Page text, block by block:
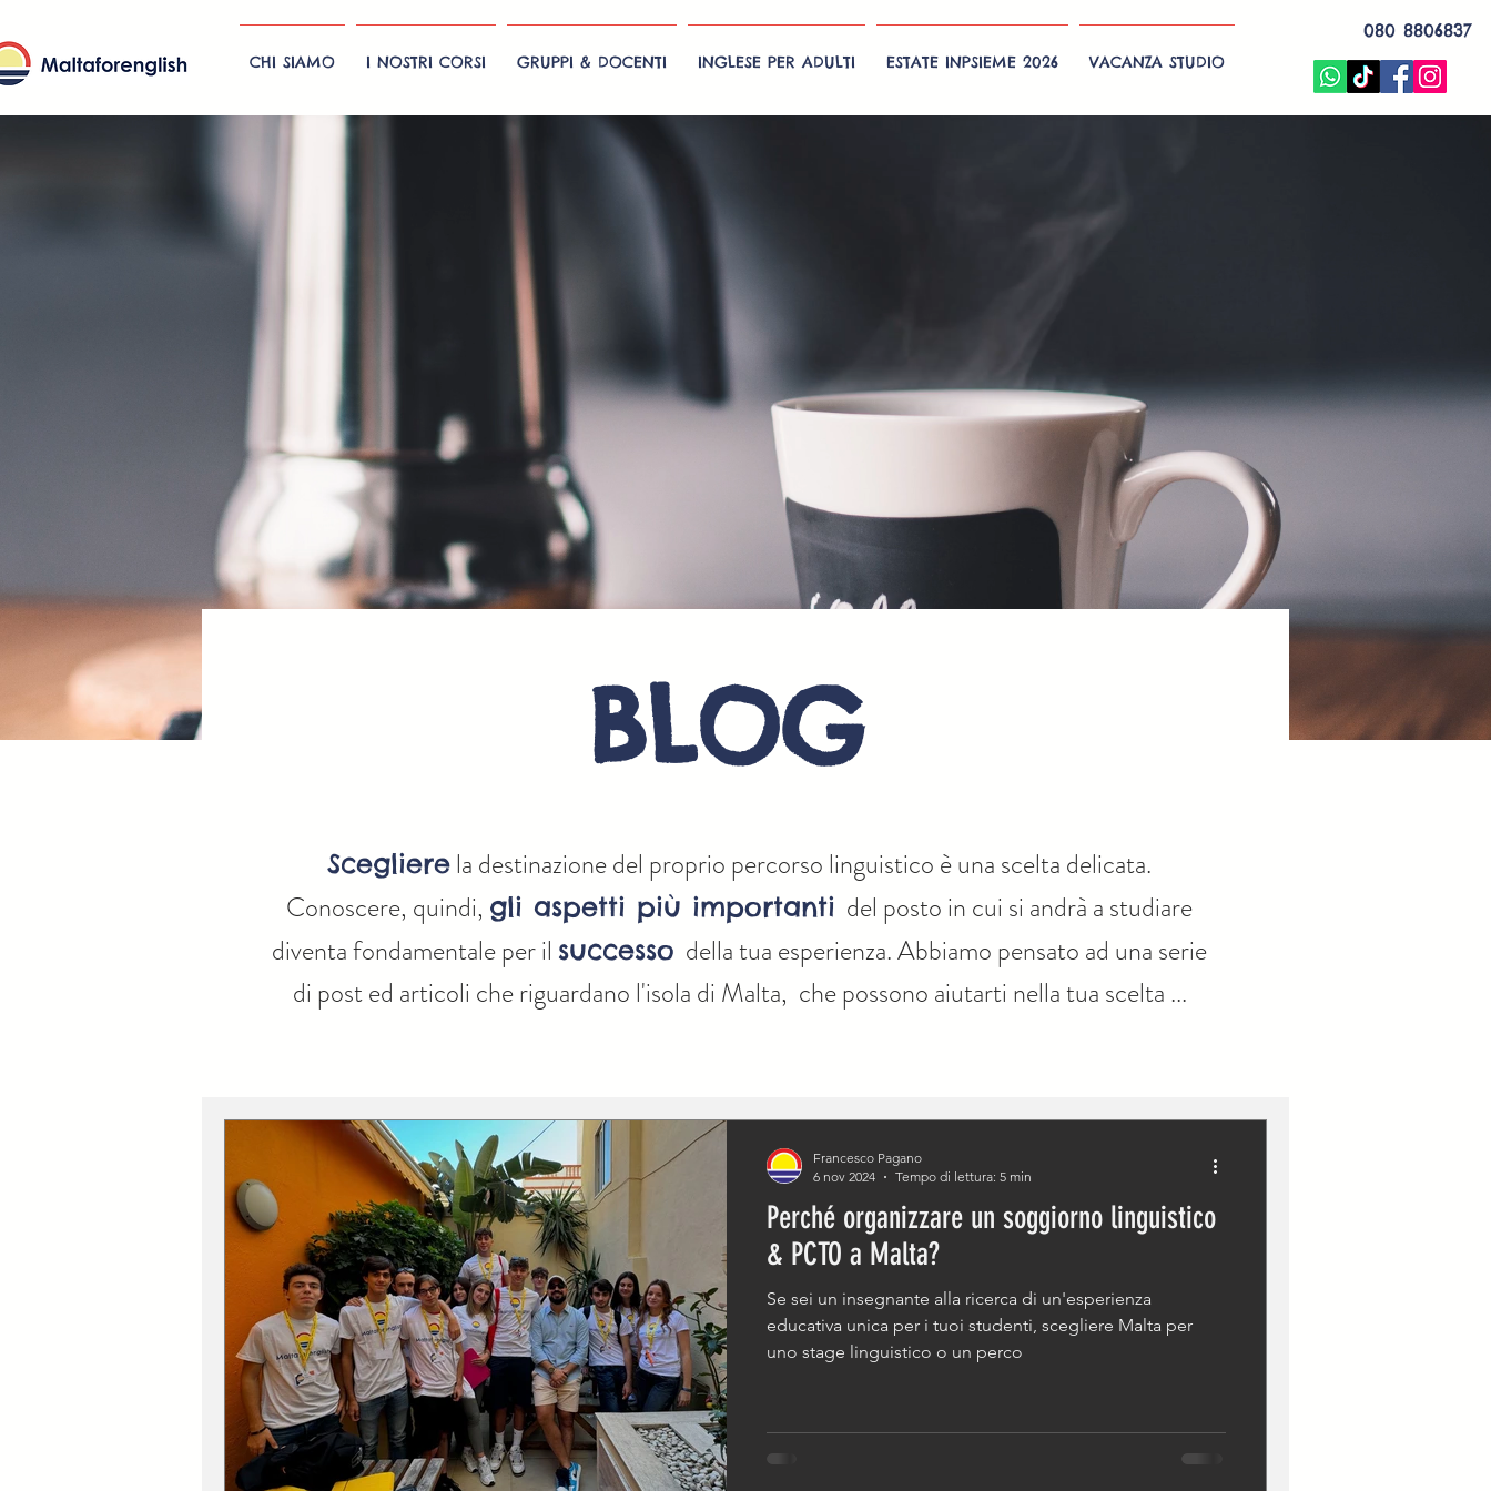
CHI SIAMO I NOSTRI CORSI GRUPPI & DOCENTI INGLESE PER ADULTI ESTATE INPSIEME 2026 VACANZA STUDIO
080 8806837
BLOG
Scegliere la destinazione del proprio percorso linguistico è una scelta delicata.
Conoscere, quindi, gli aspetti più importanti del posto in cui si andrà a studiare
diventa fondamentale per il successo della tua esperienza. Abbiamo pensato ad una serie
di post ed articoli che riguardano l'isola di Malta, che possono aiutarti nella tua scelta ...
Perché organizzare un soggiorno linguistico
& PCTO a Malta?
Se sei un insegnante alla ricerca di un'esperienza
educativa unica per i tuoi studenti, scegliere Malta per
uno stage linguistico o un perco
Francesco Pagano
6 nov 2024
Tempo di lettura: 5 min